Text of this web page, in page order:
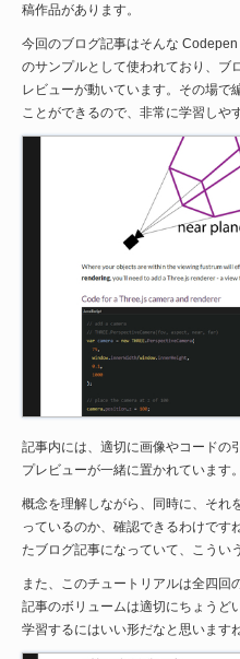
稿作品があります。
今回のブログ記事はそんな
のサンプルとして使われており、ブ
レビューが動いています。その場で
ことができるので、非常に学習しや
記事内には、適切に画像やコードの
プレビューが一緒に置かれています。
概念を理解しながら、同時に、それ
っているのか、確認できるわけです
たブログ記事になっていて、こうい
また、このチュートリアルは全四回
記事のボリュームは適切にちょうど
学習するにはいい形だなと思いますね